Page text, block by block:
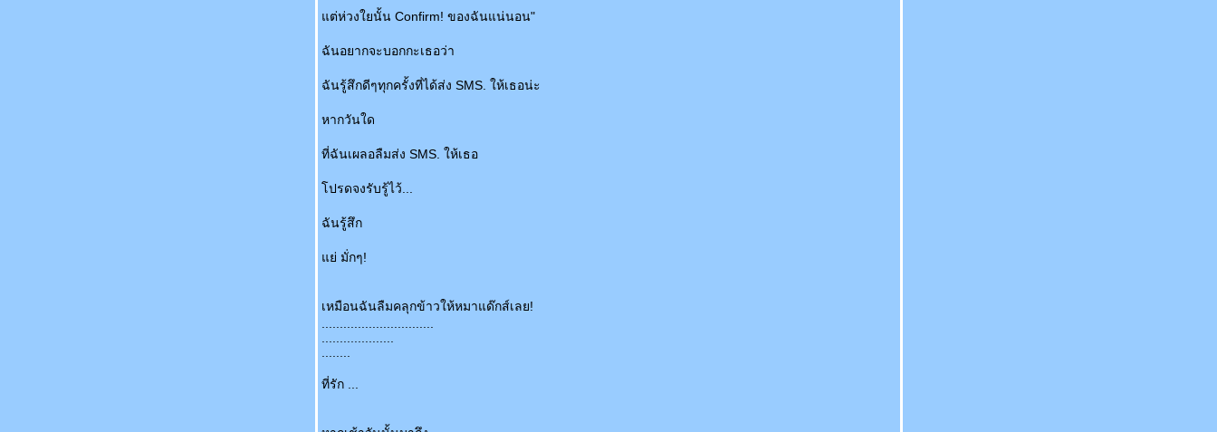
ต่ห่วงใยนั้น Confirm! ของฉันแน่นอน"
ฉันอยากจะบอกกะเธอว่า
ฉันรู้สึกดีๆทุกครั้งที่ได้ส่ง SMS. ให้เธอน่ะ
หากวันใด
ที่ฉันเผลอลืมส่ง SMS. ให้เธอ
ปรดจงรับรู้ไว้...
ฉันรู้สึก
่ มั่กๆ!
เหมือนฉันลืมคลุกข้าวให้หมาแด๊กส์เลย!
ที่รัก ...